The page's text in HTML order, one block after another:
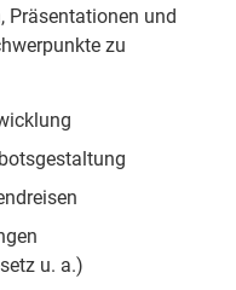
Präsentationen und
zu
u. a.)